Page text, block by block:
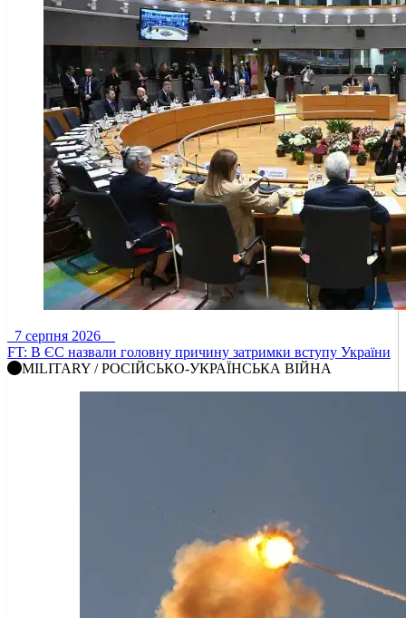
7 серпня 2026
FT: В ЄС назвали головну причину затримки вступу України
MILITARY / РОСІЙСЬКО-УКРАЇНСЬКА ВІЙНА